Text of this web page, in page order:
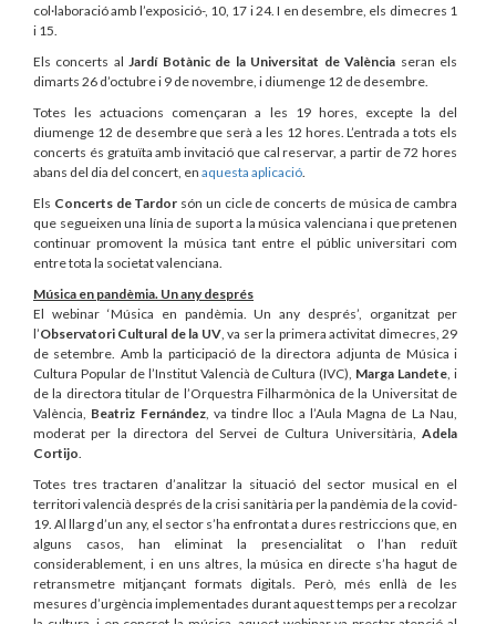
col·laboració amb l’exposició-, 10, 17 i 24. I en desembre, els dimecres 1
i 15.
Els concerts alJardí Botànic de la Universitat de València seran els
dimarts 26 d’octubre i 9 de novembre, i diumenge 12 de desembre.
Totes les actuacions començaran a les 19 hores, excepte la del
diumenge 12 de desembre que serà a les 12 hores. L’entrada a tots els
concerts és gratuïta amb invitació que cal reservar, a partir de 72 hores
abans del dia del concert, en aquesta aplicació.
Els Concerts de Tardor són un cicle de concerts de música de cambra
que segueixen una línia de suport a la música valenciana i que pretenen
continuar promovent la música tant entre el públic universitari com
entre tota la societat valenciana.
Música en pandèmia. Un any després
El webinar ‘Música en pandèmia. Un any després’, organitzat per
l’Observatori Cultural de la UV, va ser la primera activitat dimecres, 29
de setembre. Amb la participació de la directora adjunta de Música i
Cultura Popular de l’Institut Valencià de Cultura (IVC), Marga Landete, i
de la directora titular de l’Orquestra Filharmònica de la Universitat de
València, Beatriz Fernández, va tindre lloc a l’Aula Magna de La Nau,
moderat per la directora del Servei de Cultura Universitària, Adela
Cortijo.
Totes tres tractaren d’analitzar la situació del sector musical en el
territori valencià després de la crisi sanitària per la pandèmia de la covid-
19. Al llarg d’un any, el sector s’ha enfrontat a dures restriccions que, en
alguns casos, han eliminat la presencialitat o l’han reduït
considerablement, i en uns altres, la música en directe s’ha hagut de
retransmetre mitjançant formats digitals. Però, més enllà de les
mesures d’urgència implementades durant aquest temps per a recolzar